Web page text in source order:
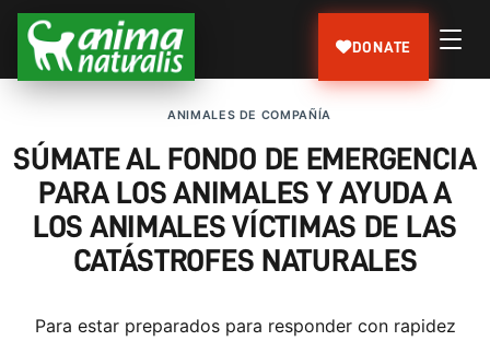
DONATE
ANIMALES DE COMPAÑÍA
SÚMATE AL FONDO DE EMERGENCIA
PARA LOS ANIMALES Y AYUDA A
LOS ANIMALES VÍCTIMAS DE LAS
CATÁSTROFES NATURALES
Para estar preparados para responder con rapidez